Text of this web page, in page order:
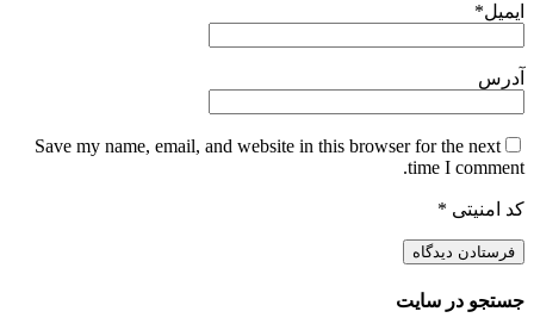
ایمیل*
آدرس
Save my name, email, and website in this browser for the next
time I comment.
کد امنیتی *
جستجو در سایت